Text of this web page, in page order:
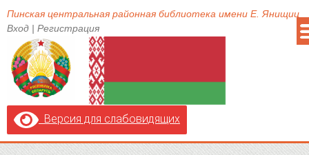
Пинская центральная районная библиотека имени Е. Янищиц
Вход | Регистрация
Версия для слабовидящих